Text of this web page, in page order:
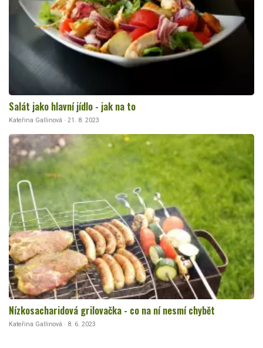
Salát jako hlavní jídlo - jak na to
Kateřina Gallinová · 21. 8. 2023
Nízkosacharidová grilovačka - co na ní nesmí chybět
Kateřina Gallinová · 8. 6. 2023